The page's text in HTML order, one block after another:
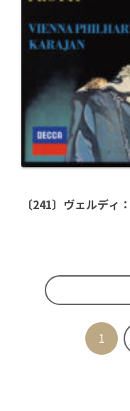
〔241〕ヴェルディ
1